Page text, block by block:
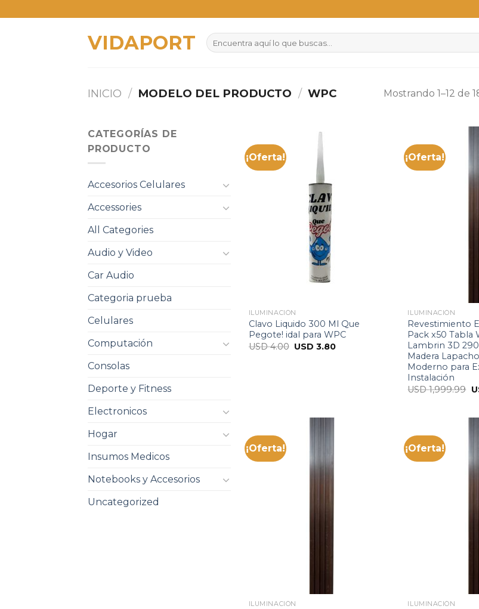
to
VIDAPORT
Buscar
por:
INICIO / MODELO DEL PRODUCTO / WPC Mostrando 1–12 de
CATEGORÍAS DE
PRODUCTO
Accesorios Celulares
Accessories
All Categories
Audio y Video
Car Audio
Categoria prueba
Celulares
Computación
Consolas
Deporte y Fitness
Electronicos
Hogar
Insumos Medicos
Notebooks y Accesorios
Uncategorized
¡Oferta!
ILUMINACIÓN
Clavo Liquido 300 Ml Que
Pegote! idal para WPC
USD4.00 USD3.80
¡Oferta!
ILUMINACIÓN
Revestimiento
Pack x50 Tabla
Lambrin 3D
Madera
Moderno para
Instalación
USD1,999.99
¡Oferta!
ILUMINACIÓN
¡Oferta!
ILUMINACIÓN